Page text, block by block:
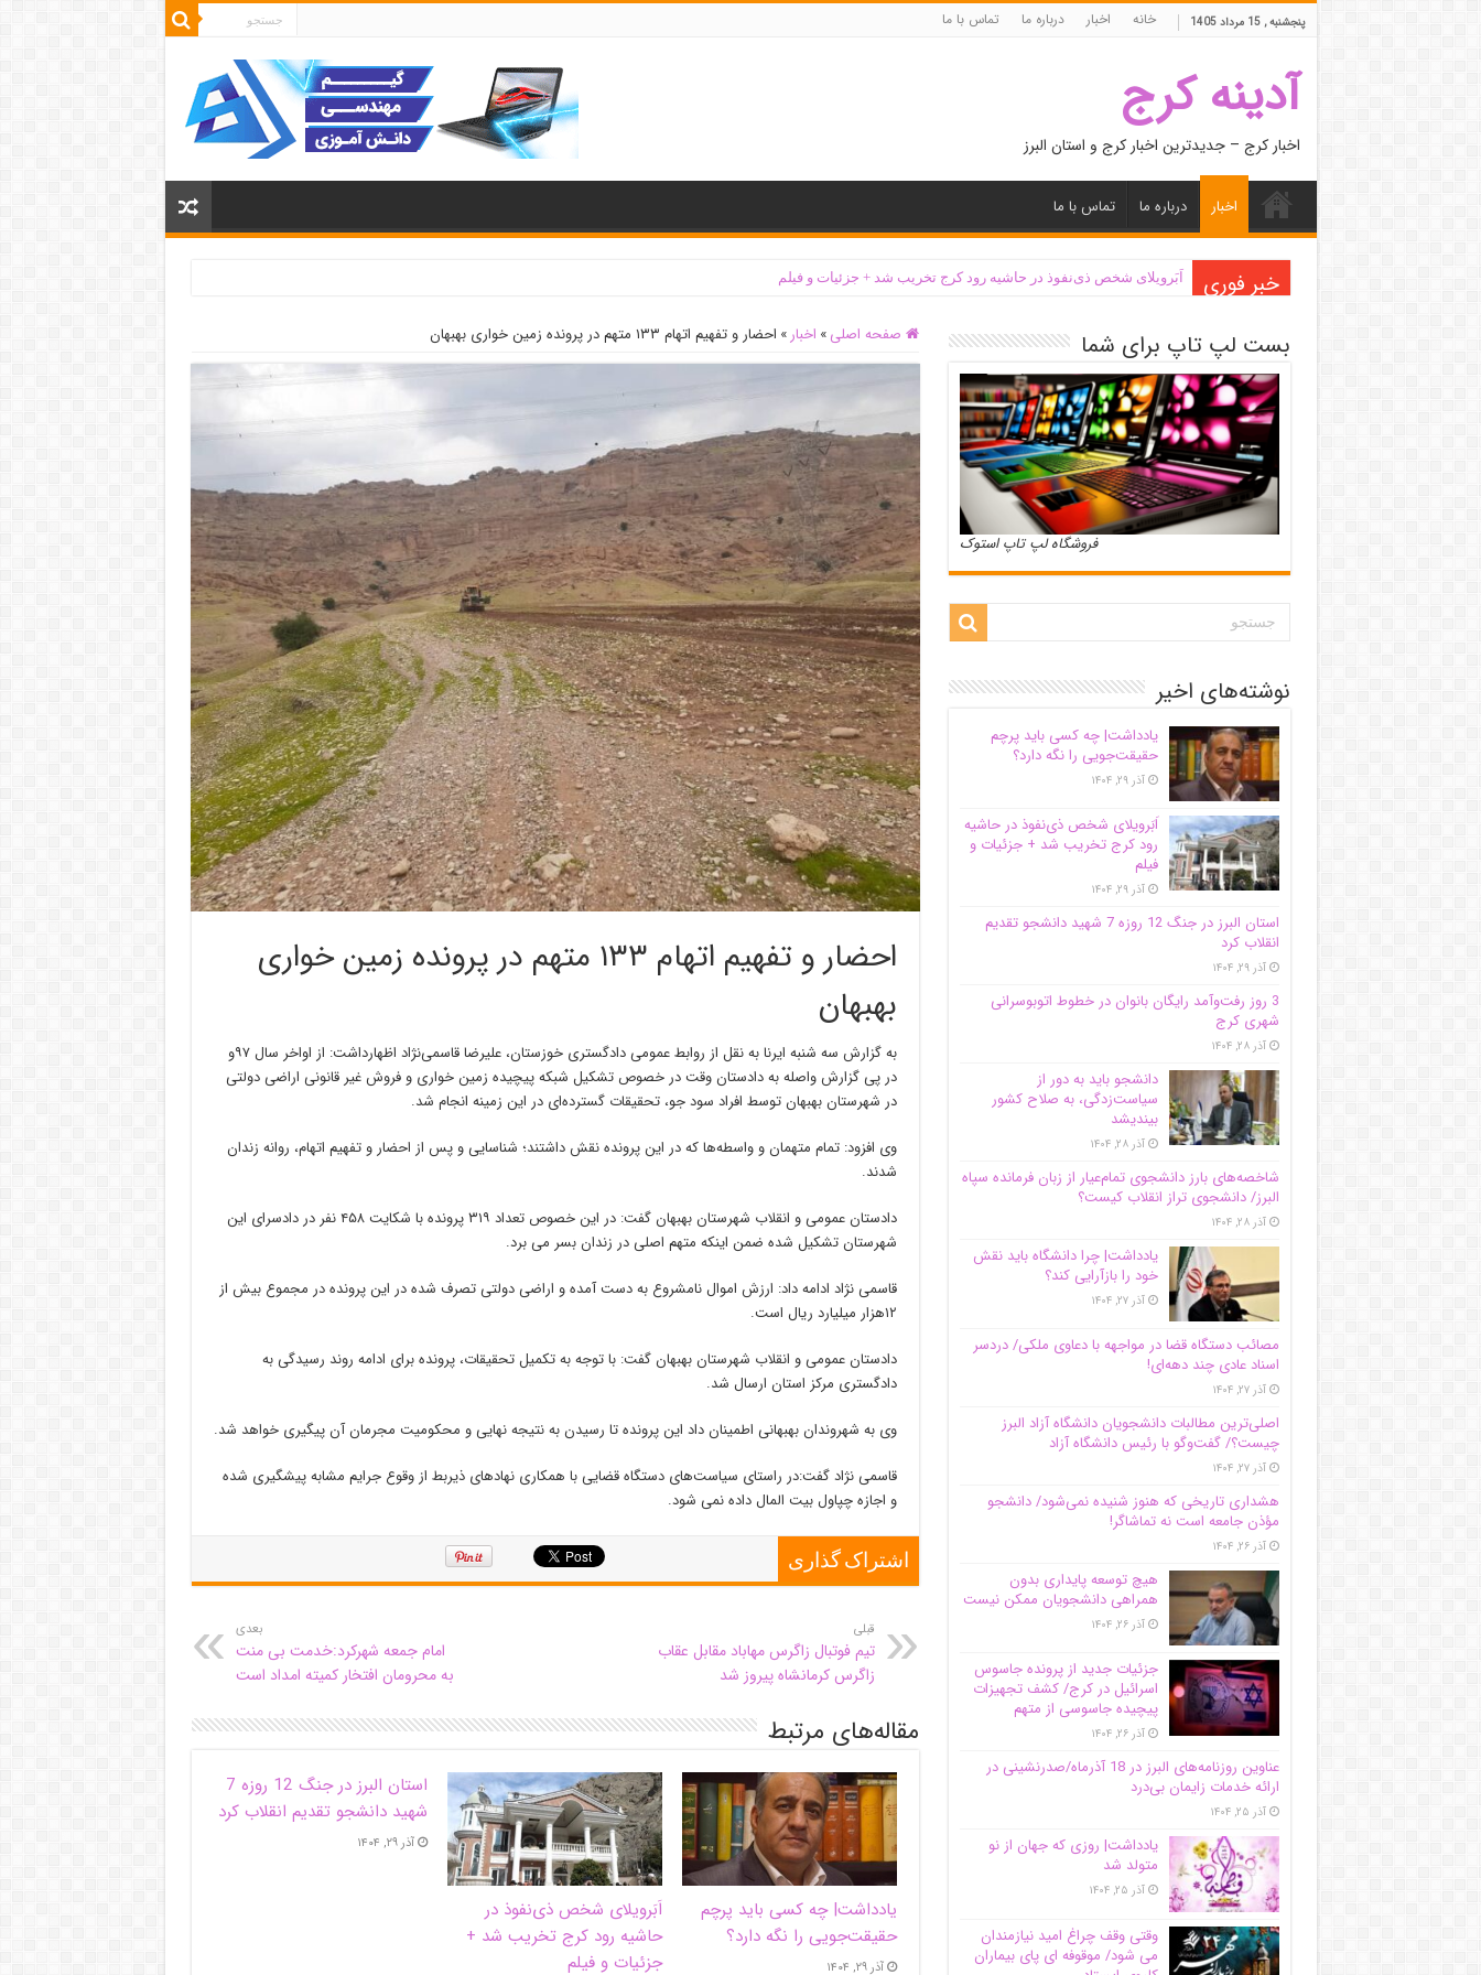
پنجشنبه , 15 مرداد 1405 خانه اخبار درباره ما تماس با ما
آدینه کرج
اخبار کرج – جدیدترین اخبار کرج و استان البرز
اخبار درباره ما تماس با ما
خبر فوری اَبَر‌ویلای شخص ذی‌نفوذ در حاشیه‌ رود کرج تخریب شد + جزئیات و فیلم
صفحه اصلی » اخبار » احضار و تفهیم اتهام ۱۳۳ متهم در پرونده زمین خواری بهبهان
احضار و تفهیم اتهام ۱۳۳ متهم در پرونده زمین خواری
بهبهان
به گزارش سه شنبه ایرنا به نقل از روابط عمومی دادگستری خوزستان، علیرضا قاسمی‌نژاد اظهارداشت: از اواخر سال ۹۷و
در پی گزارش واصله به دادستان وقت در خصوص تشکیل شبکه پیچیده زمین خواری و فروش غیر قانونی اراضی دولتی
در شهرستان بهبهان توسط افراد سود جو، تحقیقات گسترده‌ای در این زمینه انجام شد.
وی افزود: تمام متهمان و واسطه‌ها که در این پرونده نقش داشتند؛ شناسایی و پس از احضار و تفهیم اتهام، روانه زندان
شدند.
دادستان عمومی و انقلاب شهرستان بهبهان گفت: در این خصوص تعداد ۳۱۹ پرونده با شکایت ۴۵۸ نفر در دادسرای این
شهرستان تشکیل شده ضمن اینکه متهم اصلی در زندان بسر می برد.
قاسمی نژاد ادامه‌ داد: ارزش اموال نامشروع به دست آمده و اراضی دولتی تصرف شده در این پرونده در مجموع بیش از
۱۲هزار میلیارد ریال است.
دادستان عمومی و انقلاب شهرستان بهبهان گفت: با توجه به تکمیل تحقیقات، پرونده برای ادامه روند رسیدگی به
دادگستری مرکز استان ارسال شد.
وی به شهروندان بهبهانی اطمینان داد این پرونده تا رسیدن به نتیجه نهایی و محکومیت مجرمان آن پیگیری خواهد شد.
قاسمی نژاد گفت:در راستای سیاست‌های دستگاه قضایی با همکاری نهادهای ذیربط از وقوع جرایم مشابه پیشگیری شده
و اجازه چپاول بیت المال داده نمی شود.
اشتراک گذاری
قبلی
تیم فوتبال زاگرس مهاباد مقابل عقاب
زاگرس کرمانشاه پیروز شد
بعدی
امام جمعه شهرکرد:خدمت بی منت
به محرومان افتخار کمیته امداد است
مقاله‌های مرتبط
یادداشت| ‌چه کسی باید پرچم
حقیقت‌جویی را نگه دارد؟
آذر ۲۹, ۱۴۰۴
اَبَر‌ویلای شخص ذی‌نفوذ در
حاشیه‌ رود کرج تخریب شد +
جزئیات و فیلم
استان البرز در جنگ 12 روزه 7
شهید دانشجو تقدیم انقلاب کرد
آذر ۲۹, ۱۴۰۴
بست لپ تاپ برای شما
فروشگاه لپ تاپ استوک
نوشته‌های اخیر
یادداشت| ‌چه کسی باید پرچم
حقیقت‌جویی را نگه دارد؟
آذر ۲۹, ۱۴۰۴
اَبَر‌ویلای شخص ذی‌نفوذ در حاشیه‌
رود کرج تخریب شد + جزئیات و
فیلم
آذر ۲۹, ۱۴۰۴
استان البرز در جنگ 12 روزه 7 شهید دانشجو تقدیم
انقلاب کرد
آذر ۲۹, ۱۴۰۴
3 روز رفت‌وآمد رایگان بانوان در خطوط اتوبوسرانی
شهری کرج
آذر ۲۸, ۱۴۰۴
دانشجو باید به دور از
سیاست‌زدگی، به صلاح کشور
بیندیشد
آذر ۲۸, ۱۴۰۴
شاخصه‌های بارز دانشجوی تمام‌عیار از زبان فرمانده سپاه
البرز/ دانشجوی تراز انقلاب کیست؟
آذر ۲۸, ۱۴۰۴
یادداشت| چرا دانشگاه باید نقش
خود را بازآرایی کند؟
آذر ۲۷, ۱۴۰۴
مصائب دستگاه قضا در مواجهه با دعاوی ملکی/ دردسر
اسناد عادی چند‌ دهه‌ای!
آذر ۲۷, ۱۴۰۴
اصلی‌ترین مطالبات دانشجویان دانشگاه آزاد البرز
چیست؟/ گفت‌وگو با رئیس دانشگاه آز‌اد
آذر ۲۷, ۱۴۰۴
هشداری تاریخی که هنوز شنیده نمی‌شود/ دانشجو
مؤذن جامعه است نه تماشاگر!
آذر ۲۶, ۱۴۰۴
هیچ توسعه پایداری بدون
همراهی دانشجویان ممکن نیست
آذر ۲۶, ۱۴۰۴
جزئیات جدید از پرونده جاسوس
اسرائیل در کرج/‌ کشف تجهیزات
پیچیده جاسوسی از متهم
آذر ۲۶, ۱۴۰۴
عناوین روزنامه‌های البرز در ‌18 آذرماه/صدرنشینی در
ارائه خدمات زایمان بی‌درد
آذر ۲۵, ۱۴۰۴
یادداشت| روزی که جهان از نو
متولد شد
آذر ۲۵, ۱۴۰۴
وقتی وقف چراغ امید نیازمندان
می شود/ موقوفه ای پای بیماران